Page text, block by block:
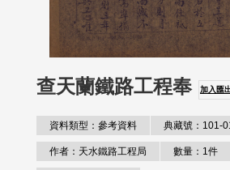
查天蘭鐵路工程奉 加入匯
資料類型：參考資料 典藏號：101-
作者：天水鐵路工程局 數量：1件